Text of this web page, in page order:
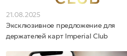
21.08.2025
Эксклюзивное предложение для
держателей карт Imperial Club